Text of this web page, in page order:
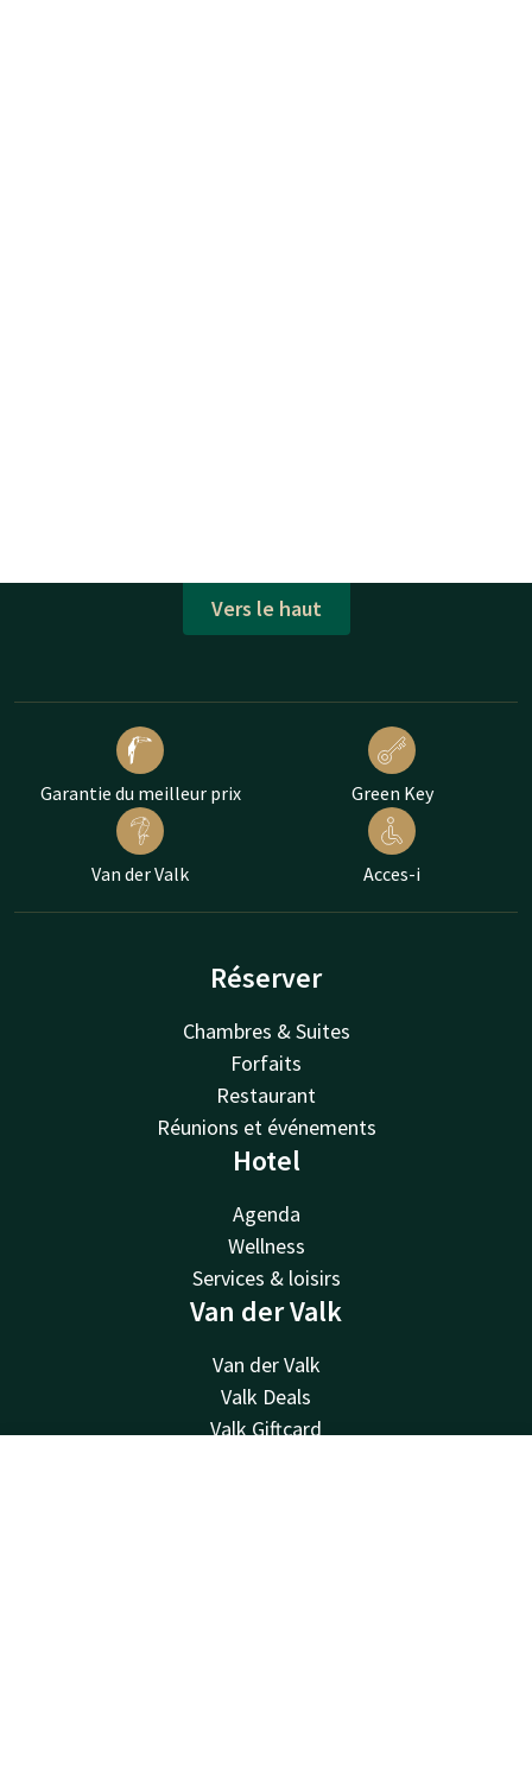
Vers le haut
Garantie du meilleur prix Green Key
Van der Valk Acces-i
Réserver
Chambres & Suites
Forfaits
Restaurant
Réunions et événements
Hotel
Agenda
Wellness
Services & loisirs
Van der Valk
Van der Valk
Valk Deals
Valk Giftcard